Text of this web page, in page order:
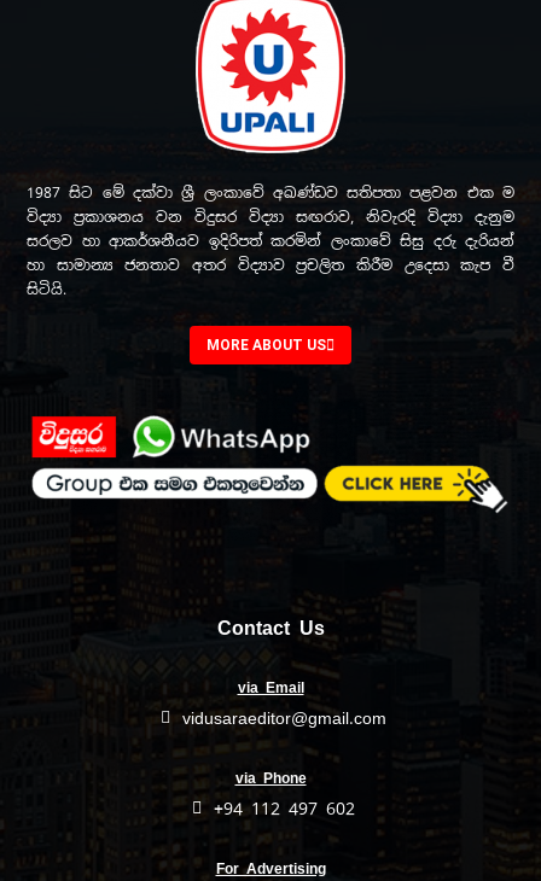
1987 සිට මේ දක්වා ශ්‍රී ලංකාවේ අඛණ්ඩව සතිපතා පළවන එක ම
විද්‍යා ප්‍රකාශනය වන විදුසර විද්‍යා සඟරාව, නිවැරදි විද්‍යා දැනුම
සරලව හා ආකර්ශනීයව ඉදිරිපත් කරමින් ලංකාවේ සිසු දරු දැරියන්
හා සාමාන්‍ය ජනතාව අතර විද්‍යාව ප්‍රචලිත කිරීම උදෙසා කැප වී
සිටියි.
MORE ABOUT US
Contact Us
via Email
vidusaraeditor@gmail.com
via Phone
+94 112 497 602
For Advertising